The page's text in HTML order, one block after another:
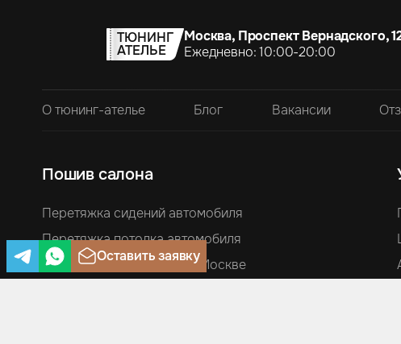
ТЮНИНГ
АТЕЛЬЕ
Москва, Проспект Вернадского,
Ежедневно: 10:00-20:00
О тюнинг-ателье Блог Вакансии
Пошив салона
Перетяжка сидений автомобиля
Перетяжка потолка автомобиля
Перетяжка руля кожей в Москве
Оставить заявку